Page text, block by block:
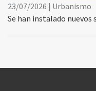
23/07/2026 | Urbanismo
Se han instalado